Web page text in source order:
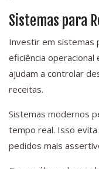
Sistemas para
Investir em sistemas
eficiência operacional
ajudam a controlar
receitas.
Sistemas modernos
tempo real. Isso
pedidos mais